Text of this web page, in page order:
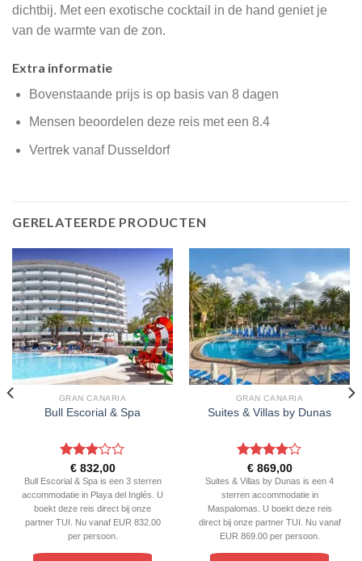
dichtbij. Met een exotische cocktail in de hand geniet je
van de warmte van de zon.
Extra informatie
Bovenstaande prijs is op basis van 8 dagen
Mensen beoordelen deze reis met een 8.4
Vertrek vanaf Dusseldorf
GERELATEERDE PRODUCTEN
GRAN CANARIA
Bull Escorial & Spa
Gewaardeerd
3uit 5
€832,00
Bull Escorial & Spa is een 3 sterren
accommodatie in Playa del Inglés. U
boekt deze reis direct bij onze
partner TUI. Nu vanaf EUR 832.00
per persoon.
GRAN CANARIA
Suites & Villas by Dunas
Gewaardeerd
4uit 5
€869,00
Suites & Villas by Dunas is een 4
sterren accommodatie in
Maspalomas. U boekt deze reis
direct bij onze partner TUI. Nu vanaf
EUR 869.00 per persoon.